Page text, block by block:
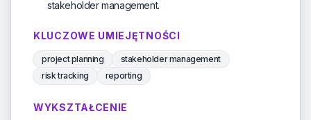
stakeholder management.
KLUCZOWE UMIEJĘTNOŚCI
project planning
stakeholder management
risk tracking
reporting
WYKSZTAŁCENIE